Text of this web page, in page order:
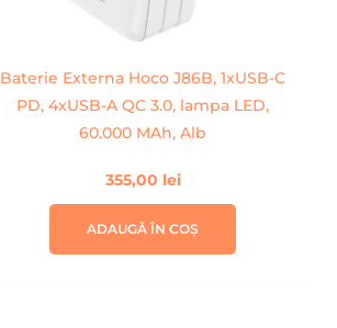
Baterie Externa Hoco J86B, 1xUSB-C
PD, 4xUSB-A QC 3.0, lampa LED,
60.000 MAh, Alb
355,00 lei
ADAUGĂ ÎN COȘ